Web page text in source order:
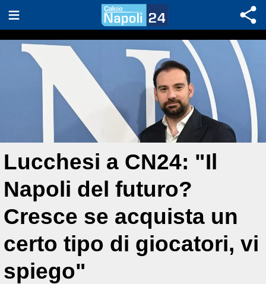
Lucchesi a CN24: "Il
Napoli del futuro?
Cresce se acquista un
certo tipo di giocatori, vi
spiego"